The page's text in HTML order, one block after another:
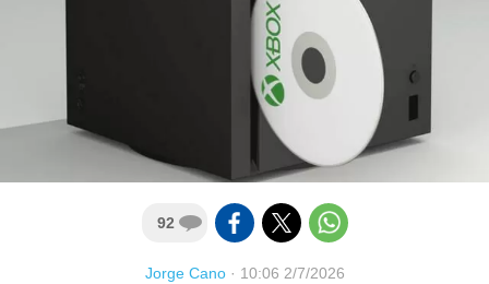
92
Jorge Cano· 10:06 2/7/2026